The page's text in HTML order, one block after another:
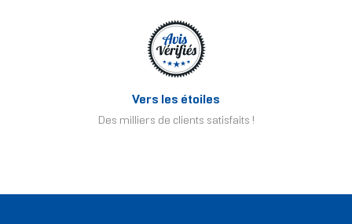
Vers les étoiles
Des milliers de clients satisfaits !